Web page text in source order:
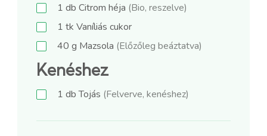
1 db Citrom héja (Bio, reszelve)
1 tk Vaníliás cukor
40 g Mazsola (Előzőleg beáztatva)
Kenéshez
1 dbTojás (Felverve, kenéshez)